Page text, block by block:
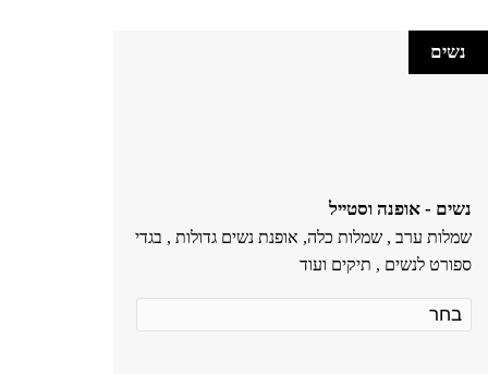
נשים
נשים - אופנה וסטייל
שמלות ערב , שמלות כלה, אופנת נשים גדולות , בגדי
ספורט לנשים , תיקים ועוד